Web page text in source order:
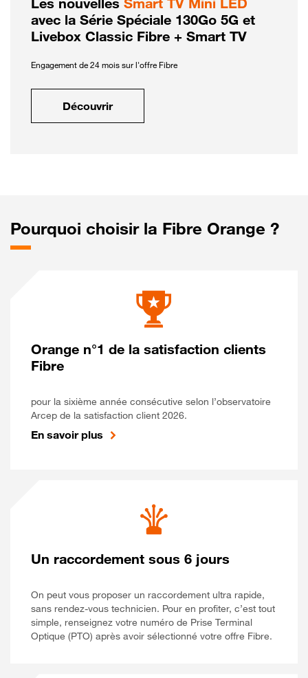
Les nouvelles Smart TV Mini LED
avec la Série Spéciale 130Go 5G et
Livebox Classic Fibre + Smart TV
Engagement de 24 mois sur l'offre Fibre
Découvrir
Pourquoi choisir la Fibre Orange ?
Orange n°1 de la satisfaction clients
Fibre
pour la sixième année consécutive selon l’observatoire
Arcep de la satisfaction client 2026.
En savoir plus
Un raccordement sous 6 jours
On peut vous proposer un raccordement ultra rapide,
sans rendez-vous technicien. Pour en profiter, c’est tout
simple, renseignez votre numéro de Prise Terminal
Optique (PTO) après avoir sélectionné votre offre Fibre.